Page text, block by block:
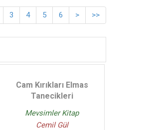
3 4 5 6 > >>
Cam Kırıkları Elmas
Tanecikleri
Mevsimler Kitap
Cemil Gül